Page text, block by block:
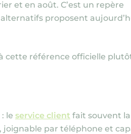
et en août. C’est un repère
proposent
cette référence officielle
le service client fait souvent la
, joignable par téléphone et